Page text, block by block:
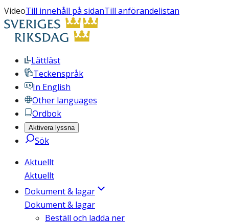
VideoTill innehåll på sidanTill anförandelistan
Lättläst
Teckenspråk
In English
Other languages
Ordbok
Aktivera lyssna
Sök
Aktuellt
Aktuellt
Dokument & lagar
Dokument & lagar
Beställ och ladda ner